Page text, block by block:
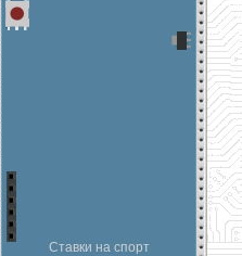
Ставки на спорт